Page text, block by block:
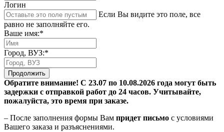
Логин
Если Вы видите это поле, все
равно не заполняйте его.
Ваше имя:*
Город, ВУЗ:*
Продолжить
Обратите внимание! С 23.07 по 10.08.2026 года могут быть
задержки с отправкой работ до 24 часов. Учитывайте,
пожалуйста, это время при заказе.
– После заполнения формы Вам придет письмо с условиями
Вашего заказа и разъяснениями.